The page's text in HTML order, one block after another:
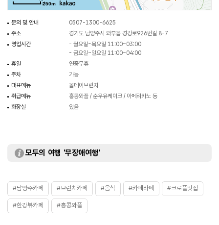
250m
문의 및 안내
0507-1300-6625
주소
경기도 남양주시 와부읍 경강로926번길 8-7
영업시간
- 월요일~목요일 11:00~03:00
- 금요일~일요일 11:00~04:00
휴일
연중무휴
주차
가능
대표메뉴
올데이브런치
취급메뉴
홍콩와플 / 순우유케이크 / 아메리카노 등
화장실
있음
모두의 여행 '무장애여행'
#남양주카페 #브런치카페 #음식 #카페라떼 #크로플맛집
#한강뷰카페 #홍콩와플